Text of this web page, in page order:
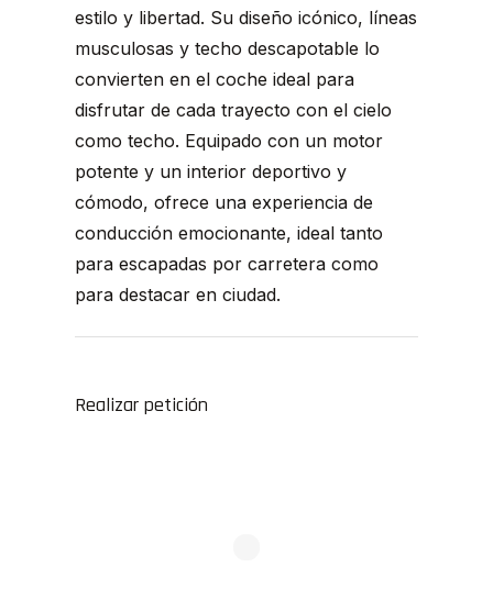
estilo y libertad. Su diseño icónico, líneas
musculosas y techo descapotable lo
convierten en el coche ideal para
disfrutar de cada trayecto con el cielo
como techo. Equipado con un motor
potente y un interior deportivo y
cómodo, ofrece una experiencia de
conducción emocionante, ideal tanto
para escapadas por carretera como
para destacar en ciudad.
Realizar petición